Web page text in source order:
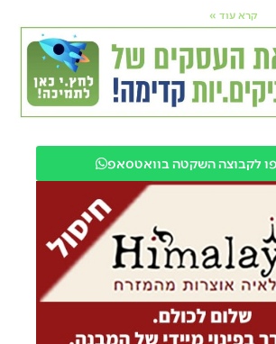
קרא עוד »
לקבוצה השקטה בוואטסאפ